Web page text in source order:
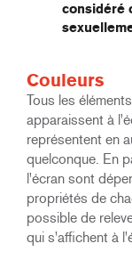
considéré
Couleurs
Tous les
apparaissent à
représentent en
quelconque. En
l'écran sont
propriétés de
possible de
qui s'affichent à